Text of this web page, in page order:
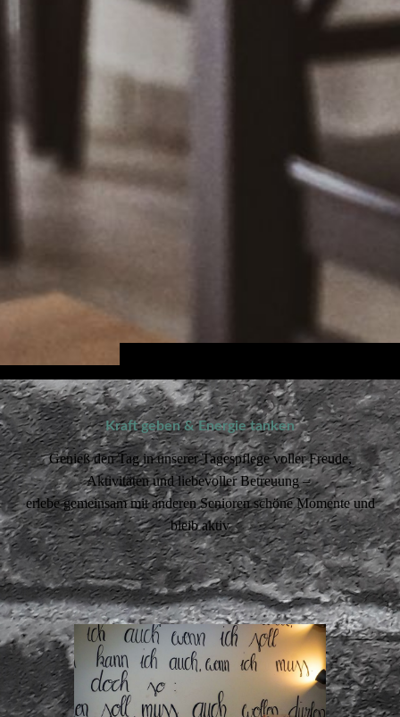
Kraft geben & Energie tanken
Genieß den Tag in unserer Tagespflege voller Freude,
Aktivitäten und liebevoller Betreuung –
erlebe gemeinsam mit anderen Senioren schöne Momente und
bleib aktiv